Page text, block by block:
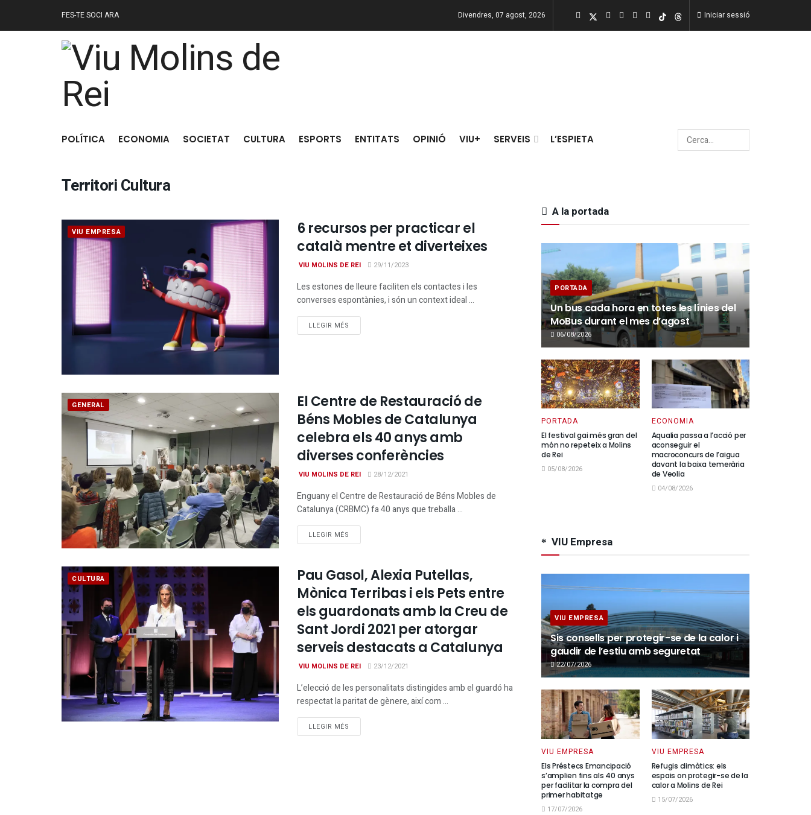
FES-TE SOCI ARA Divendres, 07 agost, 2026 Iniciar sessió
POLÍTICA ECONOMIA SOCIETAT CULTURA ESPORTS ENTITATS OPINIÓ VIU+ SERVEIS L’ESPIETA
Territori Cultura
VIU EMPRESA
6 recursos per practicar el
català mentre et diverteixes
VIU MOLINS DE REI 29/11/2023
Les estones de lleure faciliten els contactes i les
converses espontànies, i són un context ideal ...
LLEGIR MÉS
GENERAL
El Centre de Restauració de
Béns Mobles de Catalunya
celebra els 40 anys amb
diverses conferències
VIU MOLINS DE REI 28/12/2021
Enguany el Centre de Restauració de Béns Mobles de
Catalunya (CRBMC) fa 40 anys que treballa ...
LLEGIR MÉS
CULTURA
Pau Gasol, Alexia Putellas,
Mònica Terribas i els Pets entre
els guardonats amb la Creu de
Sant Jordi 2021 per atorgar
serveis destacats a Catalunya
VIU MOLINS DE REI 23/12/2021
L’elecció de les personalitats distingides amb el guardó ha
respectat la paritat de gènere, així com ...
LLEGIR MÉS
A la portada
PORTADA
Un bus cada hora en totes les línies del
MoBus durant el mes d’agost
06/08/2026
PORTADA
El festival gai més gran del
món no repeteix a Molins
de Rei
05/08/2026
ECONOMIA
Aqualia passa a l’acció per
aconseguir el
macroconcurs de l’aigua
davant la baixa temerària
de Veolia
04/08/2026
VIU Empresa
VIU EMPRESA
Sis consells per protegir-se de la calor i
gaudir de l’estiu amb seguretat
22/07/2026
VIU EMPRESA
Els Préstecs Emancipació
s’amplien fins als 40 anys
per facilitar la compra del
primer habitatge
17/07/2026
VIU EMPRESA
Refugis climàtics: els
espais on protegir-se de la
calor a Molins de Rei
15/07/2026